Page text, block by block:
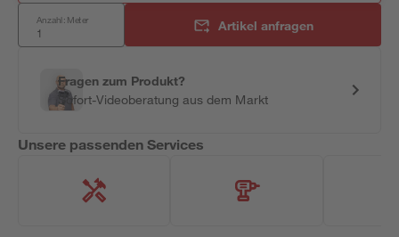
Anzahl: Meter Artikel anfragen
Fragen zum Produkt?
Sofort-Videoberatung aus dem Markt
Unsere passenden Services